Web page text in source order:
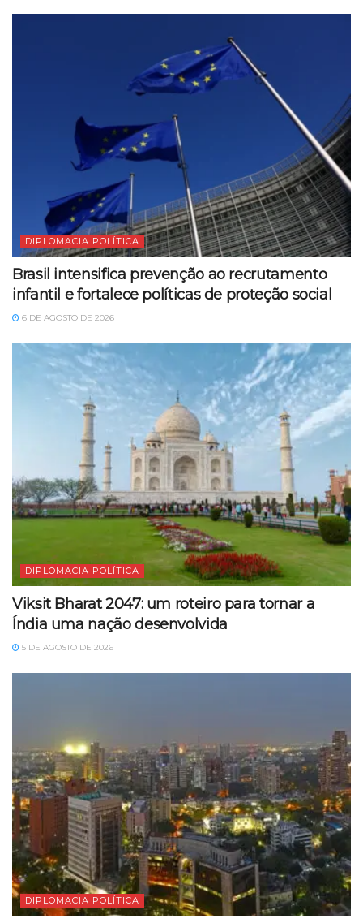
DIPLOMACIA POLÍTICA
Brasil intensifica prevenção ao recrutamento
infantil e fortalece políticas de proteção social
6 DE AGOSTO DE 2026
DIPLOMACIA POLÍTICA
Viksit Bharat 2047: um roteiro para tornar a
Índia uma nação desenvolvida
5 DE AGOSTO DE 2026
DIPLOMACIA POLÍTICA